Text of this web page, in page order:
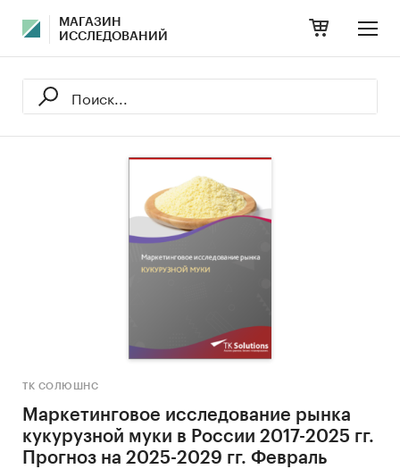
МАГАЗИН
ИССЛЕДОВАНИЙ
ТК СОЛЮШНС
Маркетинговое исследование рынка
кукурузной муки в России 2017-2025 гг.
Прогноз на 2025-2029 гг. Февраль